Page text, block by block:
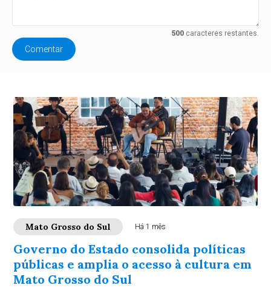
500caracteres restantes.
Comentar
Mato Grosso do Sul Há 1 mês
Governo do Estado consolida políticas
públicas e amplia o acesso à cultura em
Mato Grosso do Sul